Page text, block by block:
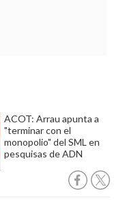
ACOT: Arrau apunta a
"terminar con el
monopolio" del SML en
pesquisas de ADN